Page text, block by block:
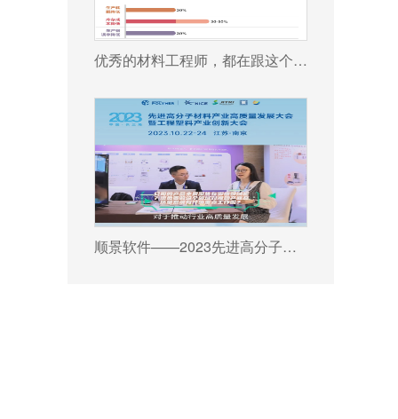
优秀的材料工程师，都在跟这个新朋友打交道!
顺景软件——2023先进高分子材料产业高质量发展大会暨工程塑料产业创新大会